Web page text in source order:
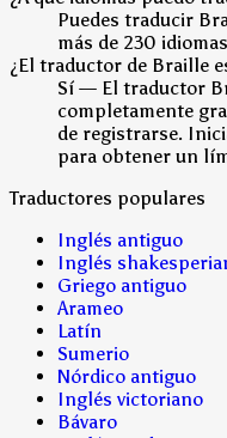
Puedes traducir
más de 230
¿El traductor de Braille
Sí — El traductor
completamente
de registrarse.
para obtener un
Traductores populares
Inglés antiguo
Inglés
Griego antiguo
Arameo
Latín
Sumerio
Nórdico antiguo
Inglés victoriano
Bávaro